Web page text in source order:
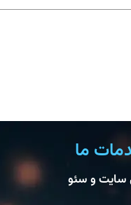
ما
سایت و سئو